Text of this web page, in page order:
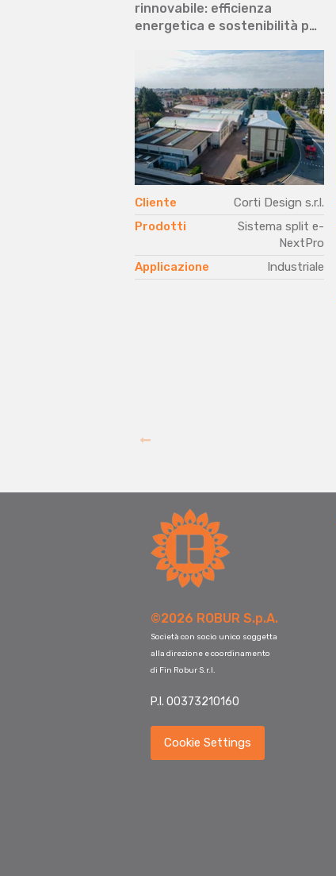
rinnovabile: efficienza
energetica e sostenibilità per
Cliente
Corti Design s.r.l.
Prodotti
Sistema split e-
NextPro
Applicazione
Industriale
©2026 ROBUR S.p.A.
Società con socio unico soggetta
alla direzione e coordinamento
di Fin Robur S.r.l.
P.I. 00373210160
Cookie Settings